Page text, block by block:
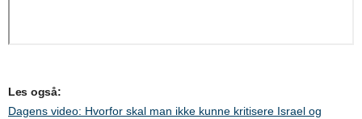
Les også:
Dagens video: Hvorfor skal man ikke kunne kritisere Israel og